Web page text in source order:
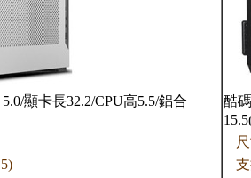
顯卡長32.2/CPU高5.5/鋁合
酷